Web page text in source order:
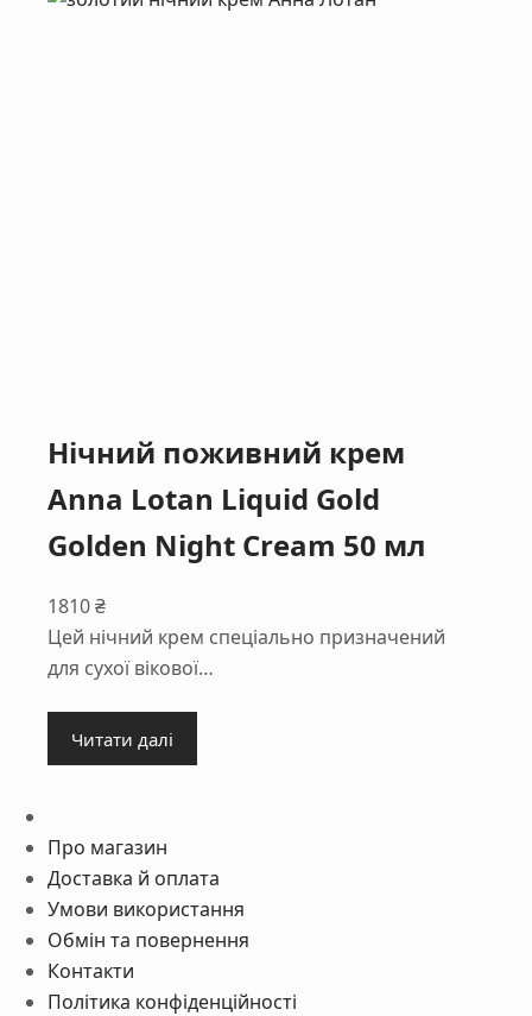
Нічний поживний крем
Anna Lotan Liquid Gold
Golden Night Cream 50 мл
1810₴
Цей нічний крем спеціально призначений
для сухої вікової…
Читати далі
Про магазин
Доставка й оплата
Умови використання
Обмін та повернення
Контакти
Політика конфіденційності